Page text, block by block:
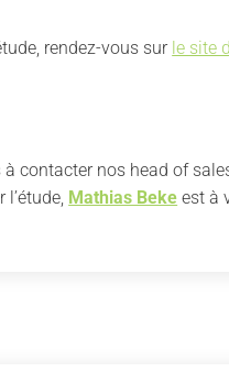
rendez-vous sur le site
à contacter nos head of
Mathias Beke est à